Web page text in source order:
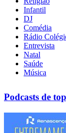
Infantil
DJ
Comédia
Rádio
Entrevista
Natal
Saúde
Música
Podcasts de